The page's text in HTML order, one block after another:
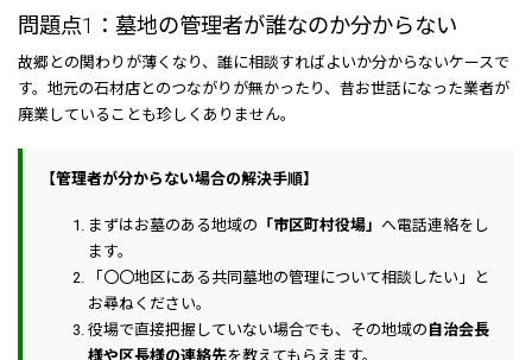
問題点1：墓地の管理者が誰なのか分からない
故郷との関わりが薄くなり、誰に相談すればよいか分からないケースで
す。地元の石材店とのつながりが無かったり、昔お世話になった業者が
廃業していることも珍しくありません。
【管理者が分からない場合の解決手順】
まずはお墓のある地域の 「市区町村役場」 へ電話連絡をし
ます。
「〇〇地区にある共同墓地の管理について相談したい」と
お尋ねください。
役場で直接把握していない場合でも、その地域の 自治会長
様や区長様の連絡先を教えてもらえます。